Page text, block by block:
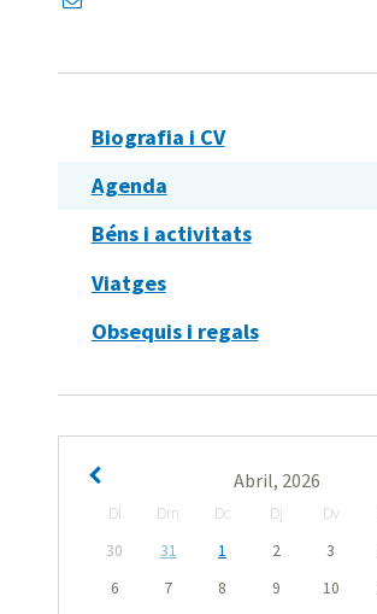
Biografia i CV
Agenda
Béns i activitats
Viatges
Obsequis i regals
Abril, 2026
Dl Dm Dc Dj Dv
30
31 1 2 3
6
7 8 9 10